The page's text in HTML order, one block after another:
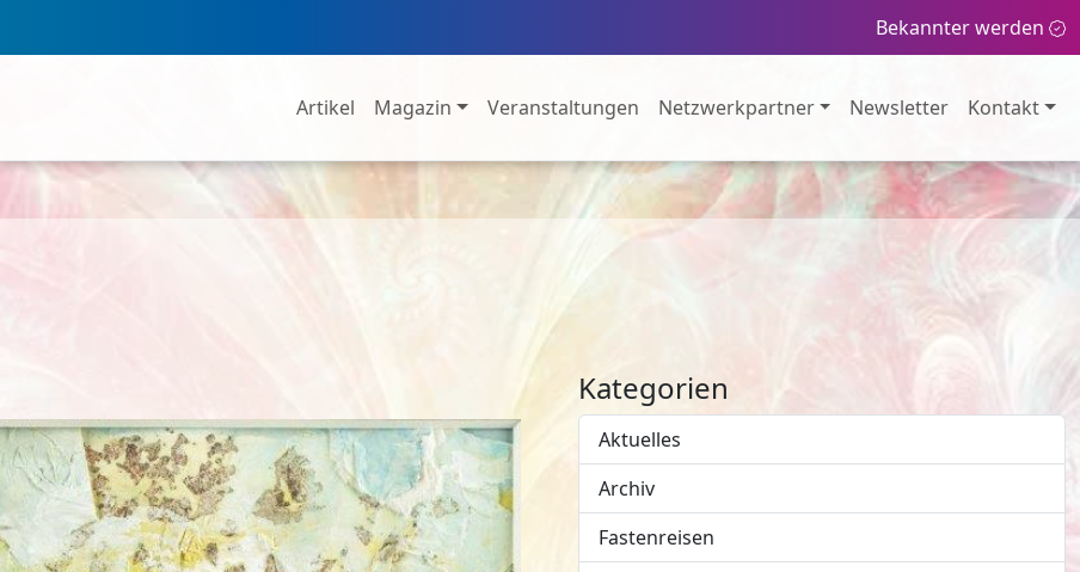
Bekannter werden
Artikel Magazin Veranstaltungen Netzwerkpartner Newsletter Kontakt
Kategorien
Aktuelles
Archiv
Fastenreisen